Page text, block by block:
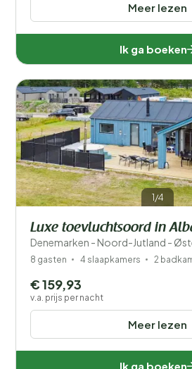
Meer lezen
Ik ga boeken
1/4
Luxe toevluchtsoord in
Denemarken - Noord-Jutland -
8 gasten 4 slaapkamers 2
Meer lezen
€ 159,93
v.a. prijs per nacht
Ik ga boeken